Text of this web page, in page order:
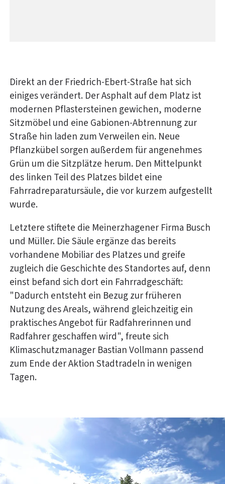
Direkt an der Friedrich-Ebert-Straße hat sich
einiges verändert. Der Asphalt auf dem Platz ist
modernen Pflastersteinen gewichen, moderne
Sitzmöbel und eine Gabionen-Abtrennung zur
Straße hin laden zum Verweilen ein. Neue
Pflanzkübel sorgen außerdem für angenehmes
Grün um die Sitzplätze herum. Den Mittelpunkt
des linken Teil des Platzes bildet eine
Fahrradreparatursäule, die vor kurzem aufgestellt
wurde.
Letztere stiftete die Meinerzhagener Firma Busch
und Müller. Die Säule ergänze das bereits
vorhandene Mobiliar des Platzes und greife
zugleich die Geschichte des Standortes auf, denn
einst befand sich dort ein Fahrradgeschäft:
"Dadurch entsteht ein Bezug zur früheren
Nutzung des Areals, während gleichzeitig ein
praktisches Angebot für Radfahrerinnen und
Radfahrer geschaffen wird", freute sich
Klimaschutzmanager Bastian Vollmann passend
zum Ende der Aktion Stadtradeln in wenigen
Tagen.